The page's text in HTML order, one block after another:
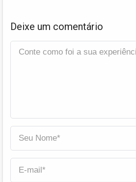
Deixe um comentário